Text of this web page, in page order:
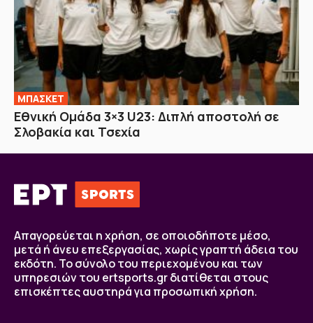
ΜΠΑΣΚΕΤ
Εθνική Ομάδα 3×3 U23: Διπλή αποστολή σε
Σλοβακία και Τσεχία
Απαγορεύεται η χρήση, σε οποιοδήποτε μέσο,
μετά ή άνευ επεξεργασίας, χωρίς γραπτή άδεια του
εκδότη. Το σύνολο του περιεχομένου και των
υπηρεσιών του ertsports.gr διατίθεται στους
επισκέπτες αυστηρά για προσωπική χρήση.